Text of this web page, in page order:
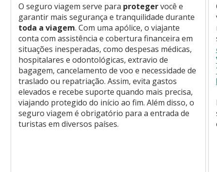
O seguro viagem serve para protegervocê e
garantir mais segurança e tranquilidade durante
toda a viagem. Com uma apólice, o viajante
conta com assistência e cobertura financeira em
situações inesperadas, como despesas médicas,
hospitalares e odontológicas, extravio de
bagagem, cancelamento de voo e necessidade de
traslado ou repatriação. Assim, evita gastos
elevados e recebe suporte quando mais precisa,
viajando protegido do início ao fim. Além disso, o
seguro viagem é obrigatório para a entrada de
turistas em diversos países.